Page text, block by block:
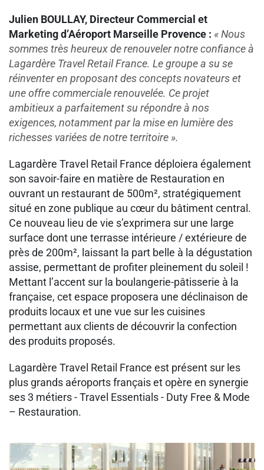
Julien BOULLAY, Directeur Commercial et
Marketing d’Aéroport Marseille Provence : « Nous
sommes très heureux de renouveler notre confiance à
Lagardère Travel Retail France. Le groupe a su se
réinventer en proposant des concepts novateurs et
une offre commerciale renouvelée. Ce projet
ambitieux a parfaitement su répondre à nos
exigences, notamment par la mise en lumière des
richesses variées de notre territoire ».
Lagardère Travel Retail France déploiera également
son savoir-faire en matière de Restauration en
ouvrant un restaurant de 500m², stratégiquement
situé en zone publique au cœur du bâtiment central.
Ce nouveau lieu de vie s’exprimera sur une large
surface dont une terrasse intérieure / extérieure de
près de 200m², laissant la part belle à la dégustation
assise, permettant de profiter pleinement du soleil !
Mettant l’accent sur la boulangerie-pâtisserie à la
française, cet espace proposera une déclinaison de
produits locaux et une vue sur les cuisines
permettant aux clients de découvrir la confection
des produits proposés.
Lagardère Travel Retail France est présent sur les
plus grands aéroports français et opère en synergie
ses 3 métiers - Travel Essentials - Duty Free & Mode
– Restauration.